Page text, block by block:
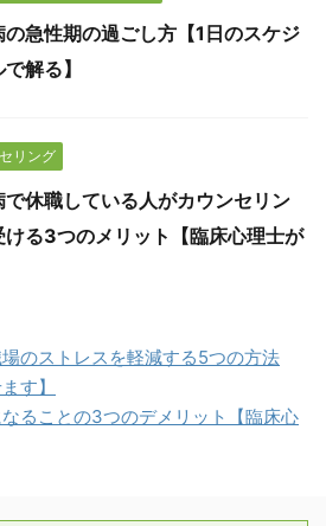
の急性期の過ごし方【1日のスケジ
解る】
リング
で休職している人がカウンセリン
ける3つのメリット【臨床心理士が
のストレスを軽減する5つの方法
す】
ることの3つのデメリット【臨床心